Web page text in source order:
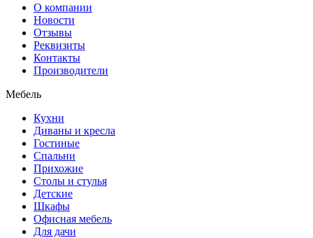
О компании
Новости
Отзывы
Реквизиты
Контакты
Производители
Мебель
Кухни
Диваны и кресла
Гостиные
Спальни
Прихожие
Столы и стулья
Детские
Шкафы
Офисная мебель
Для дачи